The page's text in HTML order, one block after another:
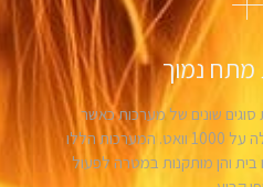
מתח נמוך
שונים של מערכות כאשר
צריכת החשמל שלהן אינו עולה על 1000 וואט. המערכות הללו
והן מותקנות במטרה לפעול